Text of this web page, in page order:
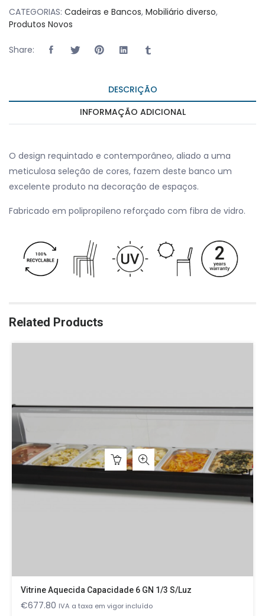
CATEGORIAS: Cadeiras e Bancos, Mobiliário diverso,
Produtos Novos
Share:
DESCRIÇÃO
INFORMAÇÃO ADICIONAL
O design requintado e contemporâneo, aliado a uma
meticulosa seleção de cores, fazem deste banco um
excelente produto na decoração de espaços.
Fabricado em polipropileno reforçado com fibra de vidro.
Related Products
Vitrine Aquecida Capacidade 6 GN 1/3 S/luz
€677.80 IVA a taxa em vigor incluído